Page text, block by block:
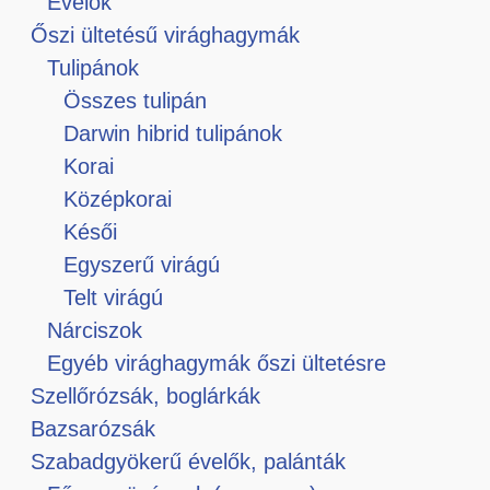
Őszi ültetésű virághagymák
Tulipánok
Összes tulipán
Darwin hibrid tulipánok
Korai
Középkorai
Késői
Egyszerű virágú
Telt virágú
Nárciszok
Egyéb virághagymák őszi ültetésre
Szellőrózsák, boglárkák
Bazsarózsák
Szabadgyökerű évelők, palánták